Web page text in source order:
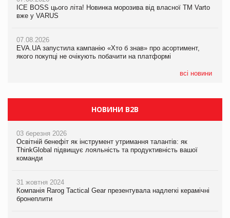
ICE BOSS цього літа! Новинка морозива від власної ТМ Varto
вже у VARUS
07.08.2026
EVA.UA запустила кампанію «Хто б знав» про асортимент,
якого покупці не очікують побачити на платформі
всі новини
НОВИНИ B2B
03 березня 2026
Освітній бенефіт як інструмент утримання талантів: як
ThinkGlobal підвищує лояльність та продуктивність вашої
команди
31 жовтня 2024
Компанія Rarog Tactical Gear презентувала надлегкі керамічні
бронеплити